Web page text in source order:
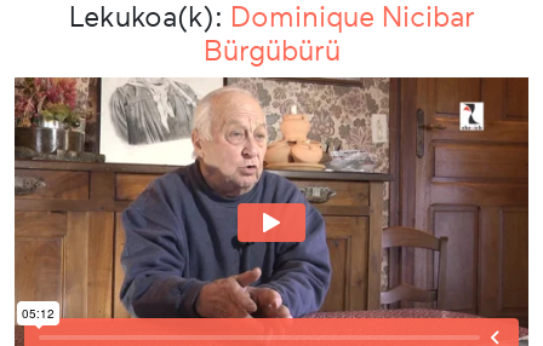
Lekukoa(k): Dominique Nicibar
Bürgübürü